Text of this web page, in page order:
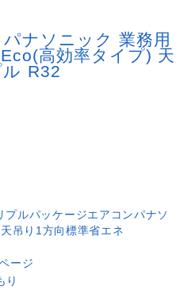
ナソニック 業務用
高効率タイプ) 天
R32
プルパッケージエアコンパナソ
天吊り1方向標準省エネ